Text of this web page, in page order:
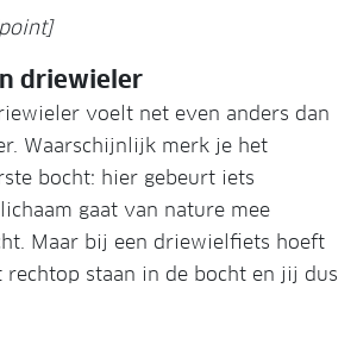
driewieler
voelt net even anders dan
Waarschijnlijk merk je het
bocht: hier gebeurt iets
gaat van nature mee
Maar bij een driewielfiets hoeft
staan in de bocht en jij dus